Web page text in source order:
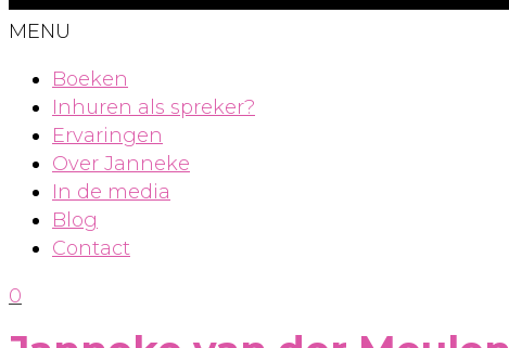
MENU
Boeken
Inhuren als spreker?
Ervaringen
Over Janneke
In de media
Blog
Contact
0